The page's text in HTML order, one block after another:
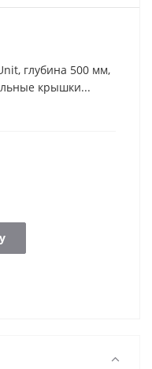
глубина 500 мм,
крышки...